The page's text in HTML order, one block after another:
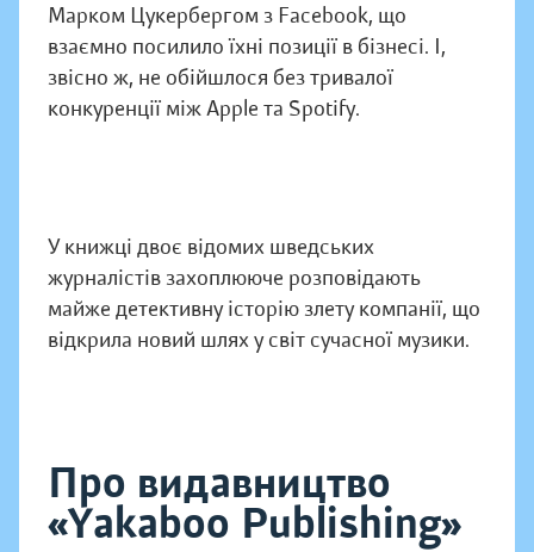
Марком Цукербергом з Facebook, що
взаємно посилило їхні позиції в бізнесі. І,
звісно ж, не обійшлося без тривалої
конкуренції між Apple та Spotify.
У книжці двоє відомих шведських
журналістів захоплююче розповідають
майже детективну історію злету компанії, що
відкрила новий шлях у світ сучасної музики.
Про видавництво
«Yakaboo Publishing»